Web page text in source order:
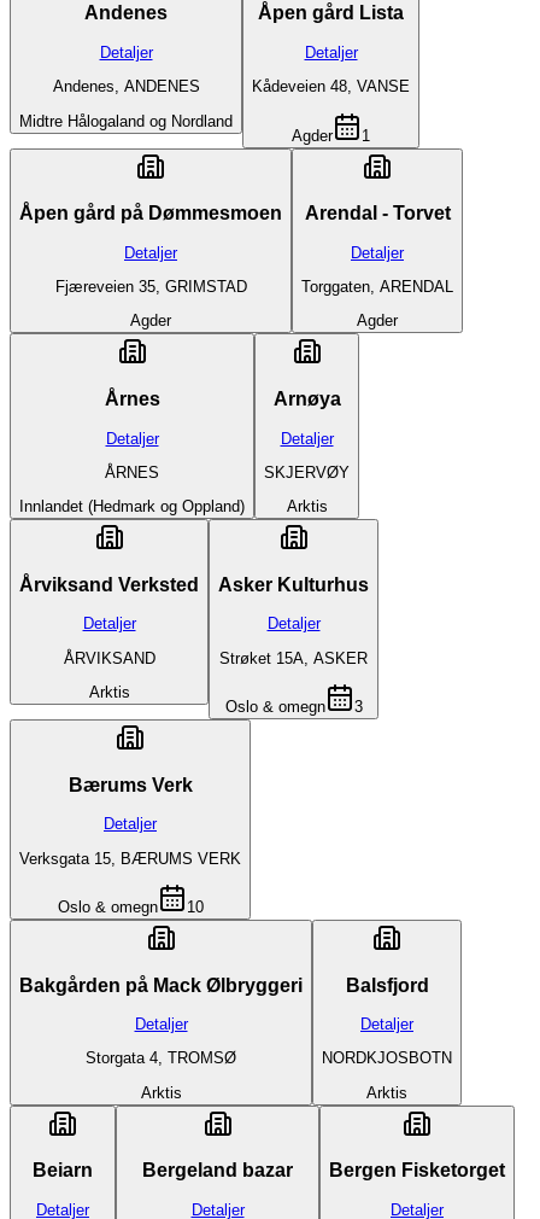
Andenes
Detaljer
Andenes, ANDENES
Midtre Hålogaland og Nordland
Åpen gård Lista
Detaljer
Kådeveien 48, VANSE
Agder 1
Åpen gård på Dømmesmoen
Detaljer
Fjæreveien 35, GRIMSTAD
Agder
Arendal - Torvet
Detaljer
Torggaten, ARENDAL
Agder
Årnes
Detaljer
ÅRNES
Innlandet (Hedmark og Oppland)
Arnøya
Detaljer
SKJERVØY
Arktis
Årviksand Verksted
Detaljer
ÅRVIKSAND
Arktis
Asker Kulturhus
Detaljer
Strøket 15A, ASKER
Oslo & omegn 3
Bærums Verk
Detaljer
Verksgata 15, BÆRUMS VERK
Oslo & omegn 10
Bakgården på Mack Ølbryggeri
Detaljer
Storgata 4, TROMSØ
Arktis
Balsfjord
Detaljer
NORDKJOSBOTN
Arktis
Beiarn
Detaljer
Bergeland bazar
Detaljer
Bergen Fisketorget
Detaljer